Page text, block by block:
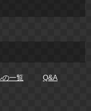
の一覧 Q&A